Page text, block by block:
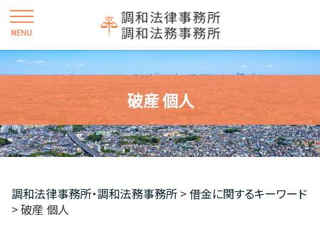
破産 個人
調和法律事務所・調和法務事務所 >借金に関するキーワード
>破産 個人